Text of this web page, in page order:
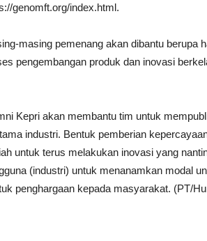
genomft.org/index.html.
masing pemenang akan dibantu berupa
pengembangan produk dan inovasi
Kepri akan membantu tim untuk
industri. Bentuk pemberian
untuk terus melakukan inovasi yang
(industri) untuk menanamkan modal
penghargaan kepada masyarakat. (PT/